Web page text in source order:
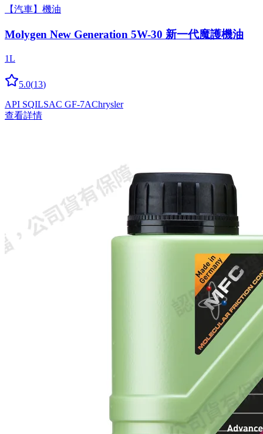
【汽車】機油
Molygen New Gener­a­tion 5W-30 新一代魔護機油
1L
5.0(13)
API SQILSAC GF-7AChrysler
查看詳情